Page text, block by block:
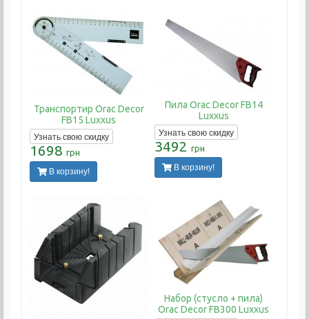
Транспортир Orac Decor
FB15 Luxxus
Узнать свою скидку
1698 грн
В корзину!
Пила Orac Decor FB14
Luxxus
Узнать свою скидку
3492 грн
В корзину!
Набор (стусло + пила)
Orac Decor FB300 Luxxus